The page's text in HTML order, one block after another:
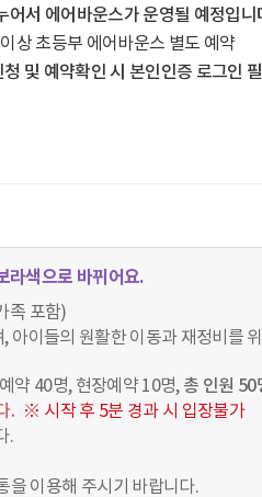
어서 에어바운스가 운영될 예정입니
상 초등부 에어바운스 별도 예약
및 예약확인 시 본인인증 로그인
라색으로 바뀌어요.
족 포함)
아이들의 원활한 이동과 재정비를
약 40명, 현장예약 10명, 총 인원 50
. ※ 시작 후 5분 경과 시 입장불가
.
을 이용해 주시기 바랍니다.